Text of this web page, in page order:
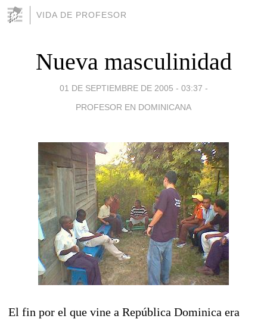
VIDA DE PROFESOR
Nueva masculinidad
01 DE SEPTIEMBRE DE 2005 - 03:37 -
PROFESOR EN DOMINICANA
El fin por el que vine a República Dominica era